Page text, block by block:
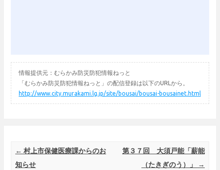
情報提供元：むらかみ防災防犯情報ねっと
「むらかみ防災防犯情報ねっと」の配信登録は以下のURLから。
http://www.city.murakami.lg.jp/site/bousai/bousai-bousainet.html
Post navigation
← 村上市保健医療課からのお
知らせ
第３７回 大須戸能「薪能
（たきぎのう）」
→